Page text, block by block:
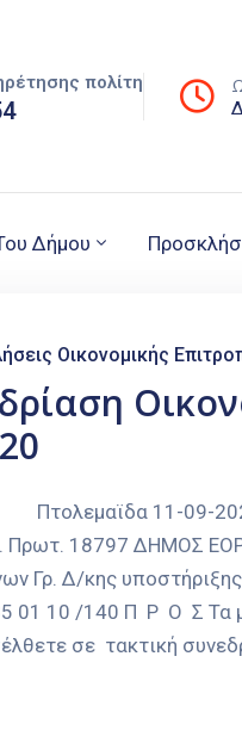
πολίτη
Δήμου
Οικονομικής
11-09-
ΕΟΡΔΑΙΑΣ
Γρ. Δ/κης
01 10 /140 Π Ρ Ο Σ Τα
σε τακτική